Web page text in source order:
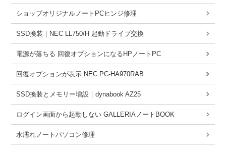
ショップオリジナルノートPCヒンジ修理
SSD換装｜NEC LL750/H 起動ドライブ交換
電源が落ちる 回復オプションになるHPノートPC
回復オプションが表示 NEC PC-HA970RAB
SSD換装とメモリー増設｜dynabook AZ25
ログイン画面から起動しない GALLERIAノートBOOK
水濡れノートパソコン修理